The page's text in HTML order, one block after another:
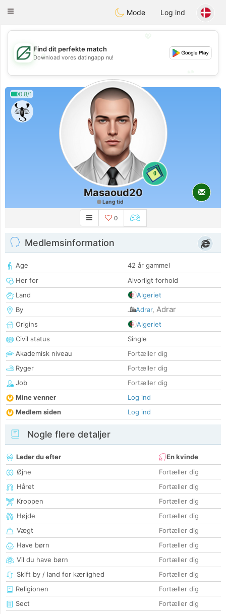
GulfDating
Toggle
Mode Log ind
💖
💕
Find dit perfekte match
Download vores datingapp nu!
0.8/1
0
Masaoud20
Lang tid
0
Medlemsinformation
Age
42 år gammel
Her for
Alvorligt forhold
Land
Algeriet
By
Adrar, Adrar
Origins
Algeriet
Civil status
Single
Akademisk niveau
Fortæller dig
Ryger
Fortæller dig
Job
Fortæller dig
Mine venner
Log ind
Medlem siden
Log ind
Nogle flere detaljer
Leder du efter
En kvinde
Øjne
Fortæller dig
Håret
Fortæller dig
Kroppen
Fortæller dig
Højde
Fortæller dig
Vægt
Fortæller dig
Have børn
Fortæller dig
Vil du have børn
Fortæller dig
Skift by / land for kærlighed
Fortæller dig
Religionen
Fortæller dig
Sect
Fortæller dig